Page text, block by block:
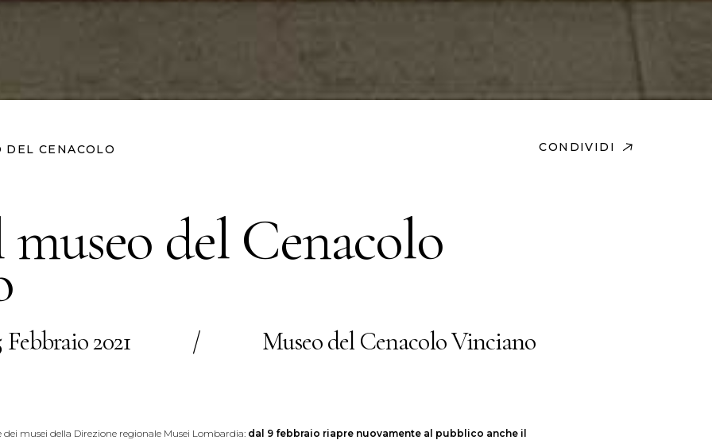
CENACOLO CONDIVIDI
del Cenacolo
Febbraio 2021 / Museo del Cenacolo Vinciano
musei della Direzione regionale Musei Lombardia: dal 9 febbraio riapre nuovamente al pubblico anche il